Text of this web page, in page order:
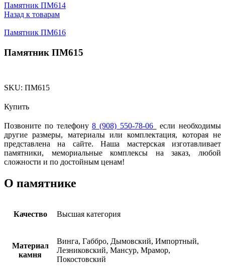
Памятник ПМ614
Назад к товарам
Памятник ПМ616
Памятник ПМ615
SKU: ПМ615
Купить
Позвоните по телефону8 (908) 550-78-06
если необходимы
другие размеры, материалы или комплектация, которая не
представлена на сайте. Наша мастерская изготавливает
памятники, мемориальные комплексы на заказ, любой
сложности и по достойным ценам!
О памятнике
Качество Высшая категория
Материал
камня
Винга, Габбро, Дымовский, Импортный,
Лезниковский, Мансур, Мрамор,
Покостовский